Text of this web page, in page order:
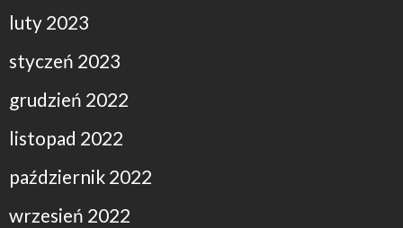
luty 2023
styczeń 2023
grudzień 2022
listopad 2022
październik 2022
wrzesień 2022